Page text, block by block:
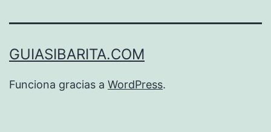
GUIASIBARITA.COM
Funciona gracias a WordPress.